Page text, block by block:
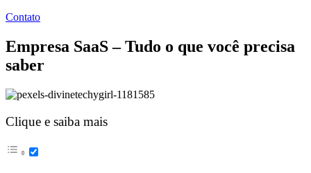
Contato
Empresa SaaS – Tudo o que você precisa
saber
Clique e saiba mais